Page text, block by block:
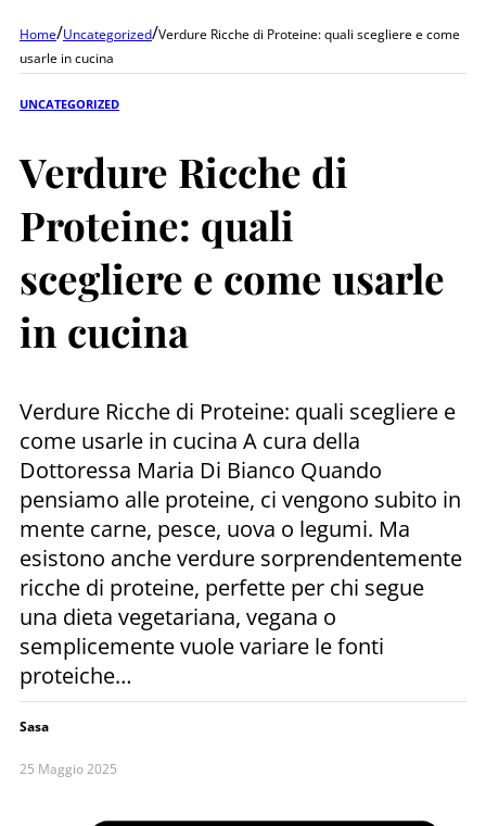
Home/Uncategorized/Verdure Ricche di Proteine: quali scegliere e come
usarle in cucina
UNCATEGORIZED
Verdure Ricche di
Proteine: quali
scegliere e come usarle
in cucina
Verdure Ricche di Proteine: quali scegliere e
come usarle in cucina A cura della
Dottoressa Maria Di Bianco Quando
pensiamo alle proteine, ci vengono subito in
mente carne, pesce, uova o legumi. Ma
esistono anche verdure sorprendentemente
ricche di proteine, perfette per chi segue
una dieta vegetariana, vegana o
semplicemente vuole variare le fonti
proteiche…
Sasa
25 Maggio 2025